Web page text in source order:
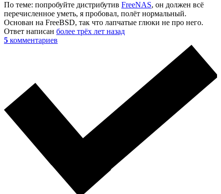
По теме: попробуйте дистрибутив FreeNAS, он должен всё
перечисленное уметь, я пробовал, полёт нормальный.
Основан на FreeBSD, так что лапчатые глюки не про него.
Ответ написан более трёх лет назад
5 комментариев